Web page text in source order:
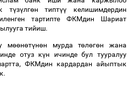
түзүлгөн типтүү
келишимдердин
тартипте ФКМдин
Шариат
тийиш.
мөөнөтүнөн мурда төлөгөн
жана
отуз күн ичинде бул
тууралуу
, ФКМдин кардардан айыптык
.